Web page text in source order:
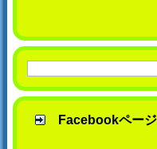
Facebookページ